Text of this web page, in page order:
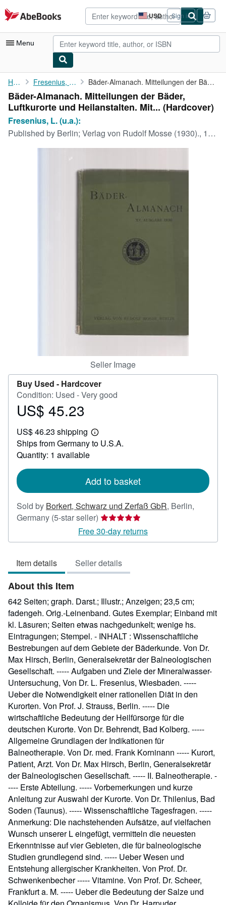
Skip to main content
AbeBooks.com USD
Site
shopping
preferences
Sign in
Menu
My Account
My Purchases
Advanced Search
Browse Collections
CLOSE
Home Fresenius, L. (u.a.): Bäder-Almanach. Mitteilungen der Bäder, Luftkurorte und ...
Bäder-Almanach. Mitteilungen der Bäder,
Luftkurorte und Heilanstalten. Mit... (Hardcover)
Fresenius, L. (u.a.):
Published by Berlin; Verlag von Rudolf Mosse (1930)., 1930
Seller Image
Buy Used - Hardcover
Condition: Used - Very good
Price
45.23
US$ 45.23
US$ 46.23 shipping
Learn
more
Ships from Germany to U.S.A.
Quantity: 1 available
Add to basket
Sold by Borkert, Schwarz und Zerfaß GbR, Berlin,
Germany (5-star seller) Seller
rating
5
of
5
Free 30-day returns
Item details Seller details
About this Item
642 Seiten; graph. Darst.; Illustr.; Anzeigen; 23,5 cm;
fadengeh. Orig.-Leinenband. Gutes Exemplar; Einband mit
kl. Läsuren; Seiten etwas nachgedunkelt; wenige hs.
Eintragungen; Stempel. - INHALT : Wissenschaftliche
Bestrebungen auf dem Gebiete der Bäderkunde. Von Dr.
Max Hirsch, Berlin, Generalsekretär der Balneologischen
Gesellschaft. ----- Aufgaben und Ziele der Mineralwasser-
Untersuchung, Von Dr. L. Fresenius, Wiesbaden. -----
Ueber die Notwendigkeit einer rationellen Diät in den
Kurorten. Von Prof. J. Strauss, Berlin. ----- Die
wirtschaftliche Bedeutung der Heilfürsorge für die
deutschen Kurorte. Von Dr. Behrendt, Bad Kolberg. -----
Allgemeine Grundlagen der Indikationen für
Balneotherapie. Von Dr. med. Frank Korninann ----- Kurort,
Patient, Arzt. Von Dr. Max Hirsch, Berlin, Generalsekretär
der Balneologischen Gesellschaft. ----- II. Balneotherapie. -
---- Erste Abteilung. ----- Vorbemerkungen und kurze
Anleitung zur Auswahl der Kurorte. Von Dr. Thilenius, Bad
Soden (Taunus). ----- Wissenschaftliche Tagesfragen. -----
Anmerkung: Die nachstehenden Aufsätze, auf vielfachen
Wunsch unserer L eingefügt, vermitteln die neuesten
Erkenntnisse auf vier Gebieten, die für balneologische
Studien grundlegend sind. ----- Ueber Wesen und
Entstehung allergischer Krankheiten. Von Prof. Dr.
Schwenkenbecher ----- Vitamine. Von Prof. Dr. Scheer,
Frankfurt a. M. ----- Ueber die Bedeutung der Salze und